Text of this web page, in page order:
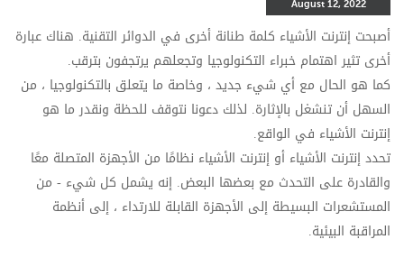
August 12, 2022
أصبحت إنترنت الأشياء كلمة طنانة أخرى في الدوائر التقنية. هناك عبارة
أخرى تثير اهتمام خبراء التكنولوجيا وتجعلهم يرتجفون بترقب.
كما هو الحال مع أي شيء جديد ، وخاصة ما يتعلق بالتكنولوجيا ، من
السهل أن تنشغل بالإثارة. لذلك دعونا نتوقف للحظة ونقدر ما هو
إنترنت الأشياء في الواقع.
تحدد إنترنت الأشياء أو إنترنت الأشياء نظامًا من الأجهزة المتصلة معًا
والقادرة على التحدث مع بعضها البعض. إنه يشمل كل شيء - من
المستشعرات البسيطة إلى الأجهزة القابلة للارتداء ، إلى أنظمة
المراقبة البيئية.